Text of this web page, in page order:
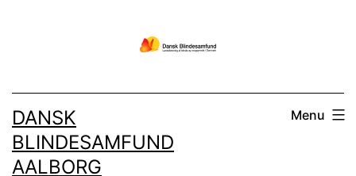
DANSK
BLINDESAMFUND
AALBORG
Menu